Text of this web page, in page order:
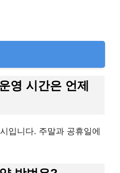
영 시간은 언제
입니다. 주말과 공휴일에